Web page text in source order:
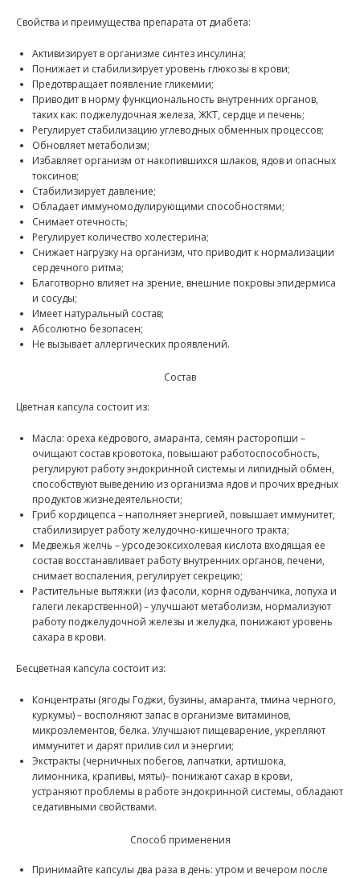
Свойства и преимущества препарата от диабета:
Активизирует в организме синтез инсулина;
Понижает и стабилизирует уровень глюкозы в крови;
Предотвращает появление гликемии;
Приводит в норму функциональность внутренних органов,
таких как: поджелудочная железа, ЖКТ, сердце и печень;
Регулирует стабилизацию углеводных обменных процессов;
Обновляет метаболизм;
Избавляет организм от накопившихся шлаков, ядов и опасных
токсинов;
Стабилизирует давление;
Обладает иммуномодулирующими способностями;
Снимает отечность;
Регулирует количество холестерина;
Снижает нагрузку на организм, что приводит к нормализации
сердечного ритма;
Благотворно влияет на зрение, внешние покровы эпидермиса
и сосуды;
Имеет натуральный состав;
Абсолютно безопасен;
Не вызывает аллергических проявлений.
Состав
Цветная капсула состоит из:
Масла: ореха кедрового, амаранта, семян расторопши –
очищают состав кровотока, повышают работоспособность,
регулируют работу эндокринной системы и липидный обмен,
способствуют выведению из организма ядов и прочих вредных
продуктов жизнедеятельности;
Гриб кордицепса – наполняет энергией, повышает иммунитет,
стабилизирует работу желудочно-кишечного тракта;
Медвежья желчь – урсодезоксихолевая кислота входящая ее
состав восстанавливает работу внутренних органов, печени,
снимает воспаления, регулирует секрецию;
Растительные вытяжки (из фасоли, корня одуванчика, лопуха и
галеги лекарственной) – улучшают метаболизм, нормализуют
работу поджелудочной железы и желудка, понижают уровень
сахара в крови.
Бесцветная капсула состоит из:
Концентраты (ягоды Годжи, бузины, амаранта, тмина черного,
куркумы) – восполняют запас в организме витаминов,
микроэлементов, белка. Улучшают пищеварение, укрепляют
иммунитет и дарят прилив сил и энергии;
Экстракты (черничных побегов, лапчатки, артишока,
лимонника, крапивы, мяты)– понижают сахар в крови,
устраняют проблемы в работе эндокринной системы, обладают
седативными свойствами.
Способ применения
Принимайте капсулы два раза в день: утром и вечером после